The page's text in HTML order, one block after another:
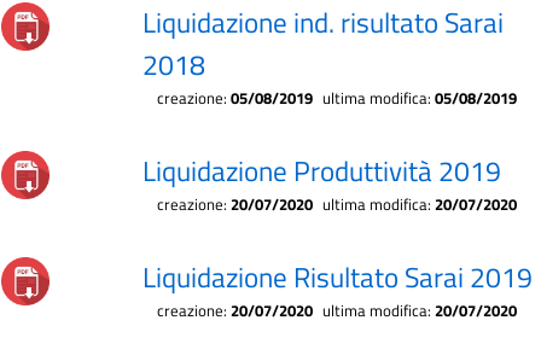
Liquidazione ind. risultato Sarai
2018
creazione: 05/08/2019 ultima modifica: 05/08/2019
Liquidazione Produttività 2019
creazione: 20/07/2020 ultima modifica: 20/07/2020
Liquidazione Risultato Sarai 2019
creazione: 20/07/2020 ultima modifica: 20/07/2020